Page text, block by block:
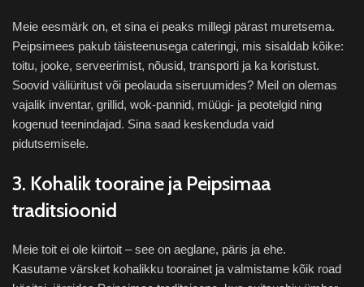
Meie eesmärk on, et sina ei peaks millegi pärast muretsema.
Peipsimees pakub täisteenusega cateringi, mis sisaldab kõike:
toitu, jooke, serveerimist, nõusid, transporti ja ka koristust.
Soovid väliüritust või peolauda siseruumides? Meil on olemas
vajalik inventar, grillid, wok-pannid, müügi- ja peotelgid ning
kogenud teenindajad. Sina saad keskenduda vaid
pidutsemisele.
3. Kohalik tooraine ja Peipsimaa
traditsioonid
Meie toit ei ole kiirtoit – see on aeglane, päris ja ehe.
Kasutame värsket kohalikku toorainet ja valmistame kõik road